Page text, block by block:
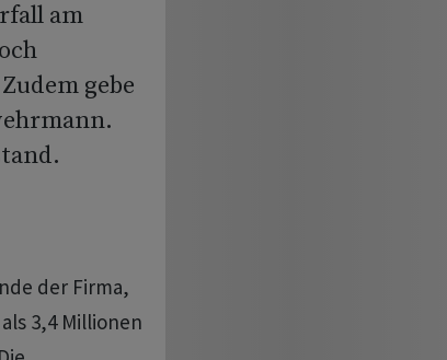
am
gebe
der Firma,
3,4 Millionen